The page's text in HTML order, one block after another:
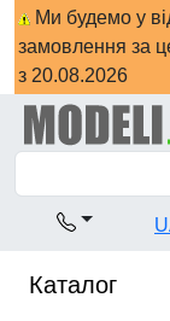
Ми будемо у
замовлення за
з 20.08.2026
Каталог